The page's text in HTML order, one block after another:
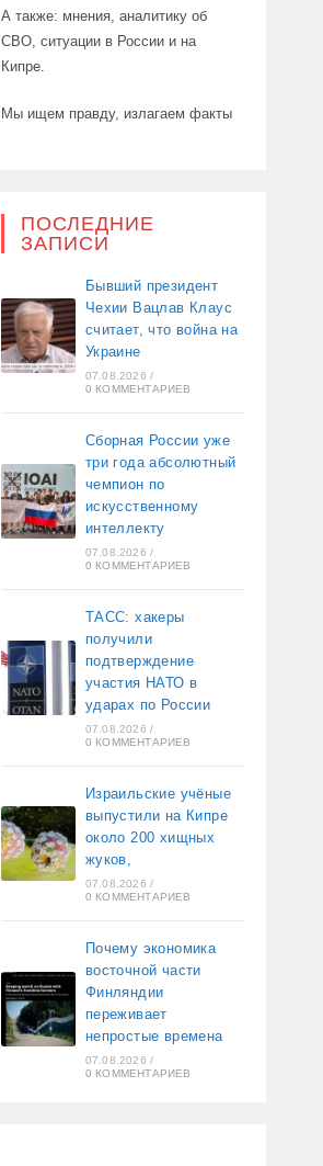
А также: мнения, аналитику об
СВО, ситуации в России и на
Кипре.
Мы ищем правду, излагаем факты
ПОСЛЕДНИЕ
ЗАПИСИ
Бывший президент
Чехии Вацлав Клаус
считает, что война на
Украине
07.08.2026 /
0 КОММЕНТАРИЕВ
Сборная России уже
три года абсолютный
чемпион по
искусственному
интеллекту
07.08.2026 /
0 КОММЕНТАРИЕВ
ТАСС: хакеры
получили
подтверждение
участия НАТО в
ударах по России
07.08.2026 /
0 КОММЕНТАРИЕВ
Израильские учёные
выпустили на Кипре
около 200 хищных
жуков,
07.08.2026 /
0 КОММЕНТАРИЕВ
Почему экономика
восточной части
Финляндии
переживает
непростые времена
07.08.2026 /
0 КОММЕНТАРИЕВ